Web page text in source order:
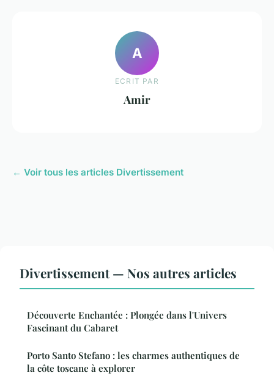
A
ECRIT PAR
Amir
← Voir tous les articles Divertissement
Divertissement — Nos autres articles
Découverte Enchantée : Plongée dans l'Univers
Fascinant du Cabaret
Porto Santo Stefano : les charmes authentiques de
la côte toscane à explorer